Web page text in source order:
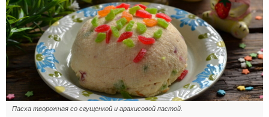
Пасха творожная со сгущенкой и арахисовой пастой.